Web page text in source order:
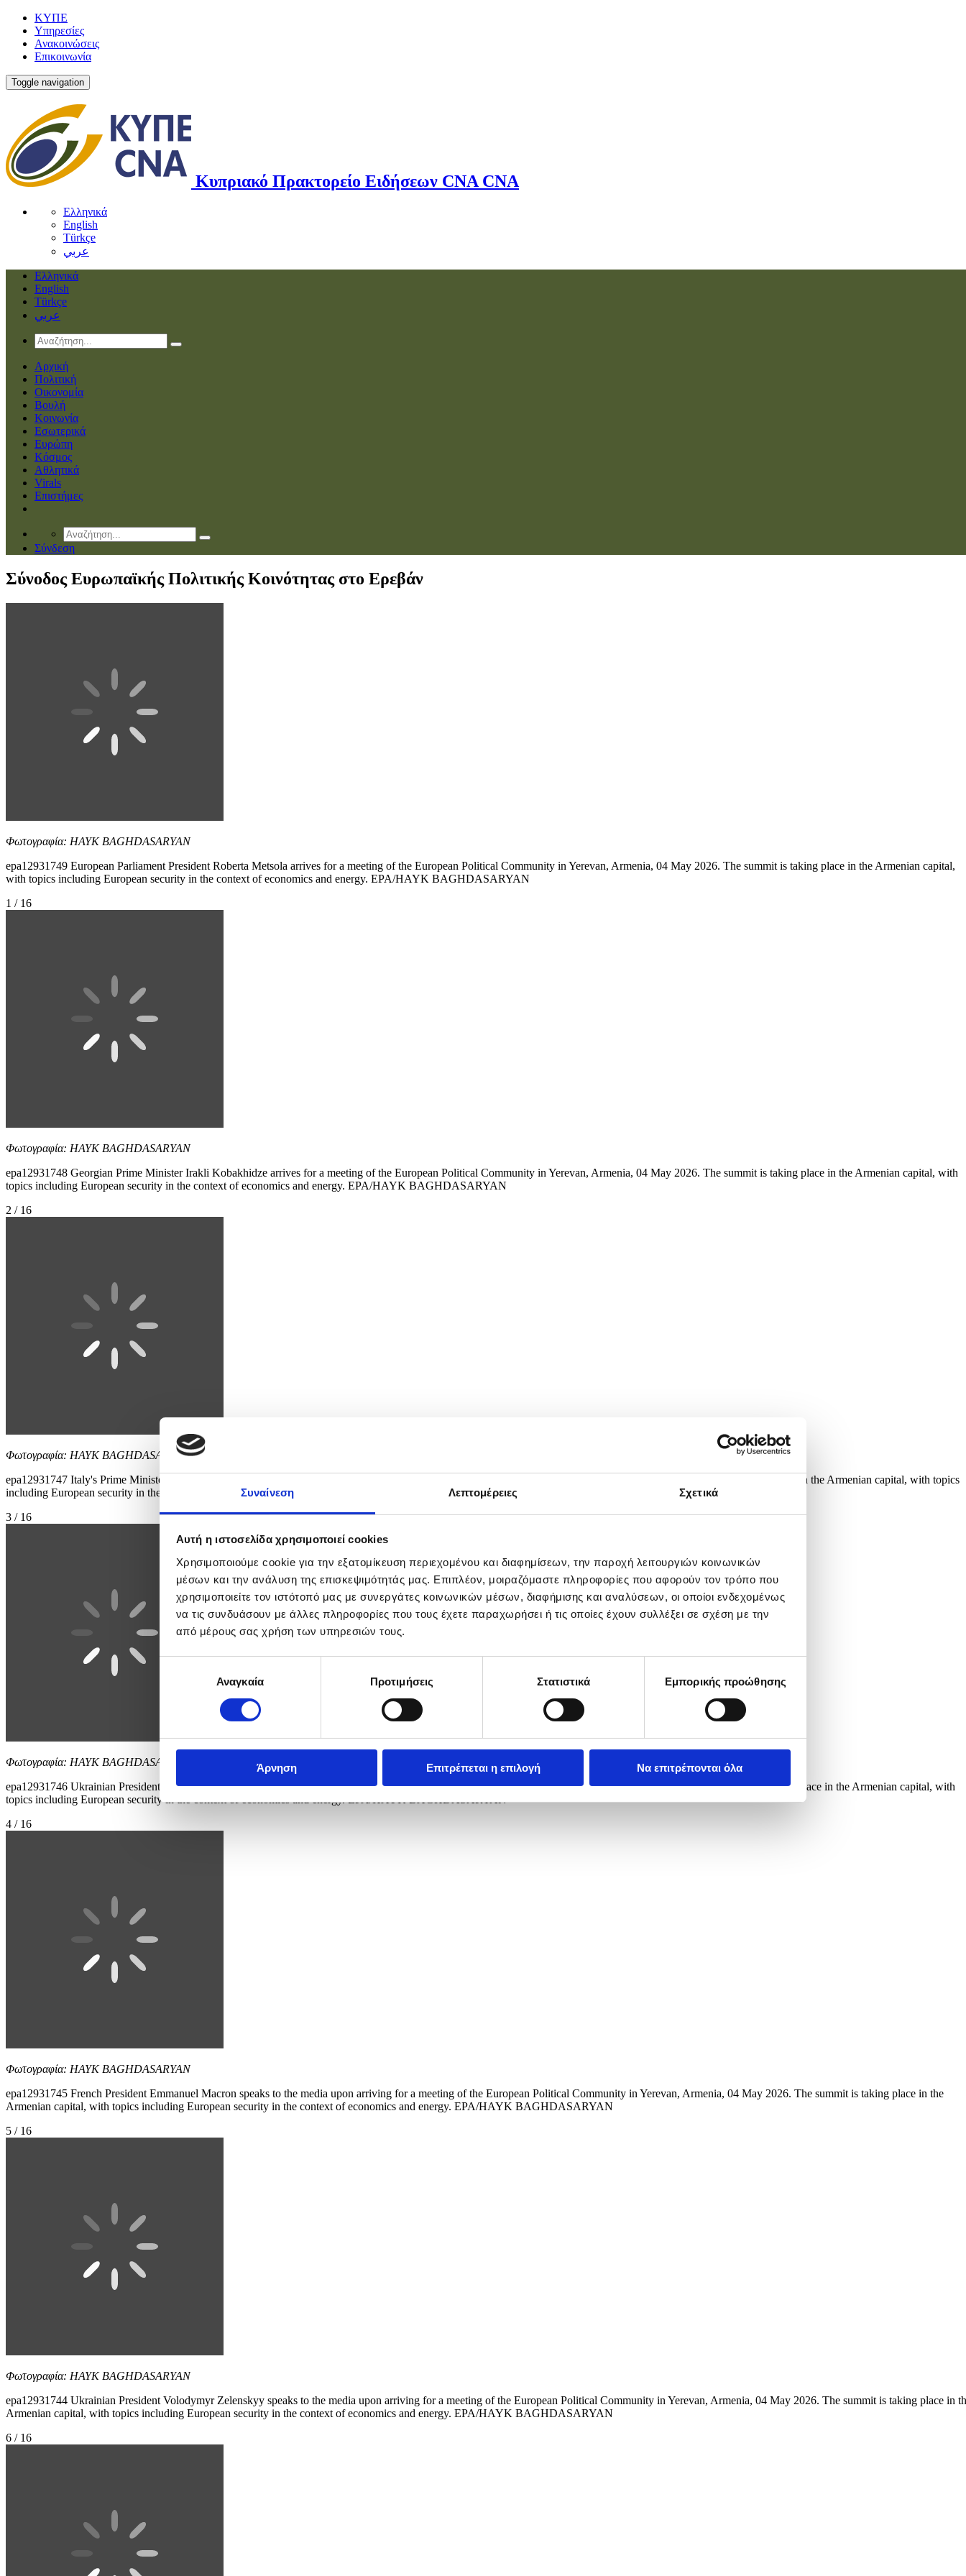
Συναίνεση Λεπτομέρειες Σχετικά
Αυτή η ιστοσελίδα χρησιμοποιεί cookies
Χρησιμοποιούμε cookie για την εξατομίκευση περιεχομένου και διαφημίσεων, την παροχή λειτουργιών κοινωνικών
μέσων και την ανάλυση της επισκεψιμότητάς μας. Επιπλέον, μοιραζόμαστε πληροφορίες που αφορούν τον τρόπο που
χρησιμοποιείτε τον ιστότοπό μας με συνεργάτες κοινωνικών μέσων, διαφήμισης και αναλύσεων, οι οποίοι ενδεχομένως
να τις συνδυάσουν με άλλες πληροφορίες που τους έχετε παραχωρήσει ή τις οποίες έχουν συλλέξει σε σχέση με την
από μέρους σας χρήση των υπηρεσιών τους.
συγκατάθεσηςΑναγκαία Προτιμήσεις Στατιστικά Εμπορικής προώθησης
Άρνηση Επιτρέπεται η επιλογή Να επιτρέπονται όλα
ΚΥΠΕ
Υπηρεσίες
Ανακοινώσεις
Επικοινωνία
Toggle navigation
Κυπριακό Πρακτορείο Ειδήσεων CNA CNA
Ελληνικά
English
Türkçe
عربي
Ελληνικά
English
Türkçe
عربي
Αρχική
Πολιτική
Οικονομία
Βουλή
Κοινωνία
Εσωτερικά
Ευρώπη
Κόσμος
Αθλητικά
Virals
Επιστήμες
Σύνδεση
Σύνοδος Ευρωπαϊκής Πολιτικής Κοινότητας στο Ερεβάν
Φωτογραφία: HAYK BAGHDASARYAN
epa12931749 European Parliament President Roberta Metsola arrives for a meeting of the European Political Community in Yerevan, Armenia, 04 May 2026. The summit is taking place in the Armenian capital,
with topics including European security in the context of economics and energy. EPA/HAYK BAGHDASARYAN
1 / 16
Φωτογραφία: HAYK BAGHDASARYAN
epa12931748 Georgian Prime Minister Irakli Kobakhidze arrives for a meeting of the European Political Community in Yerevan, Armenia, 04 May 2026. The summit is taking place in the Armenian capital, with
topics including European security in the context of economics and energy. EPA/HAYK BAGHDASARYAN
2 / 16
Φωτογραφία: HAYK BAGHDASARYAN
epa12931747 Italy's Prime Minister Giorgia Meloni arrives for a meeting of the European Political Community in Yerevan, Armenia, 04 May 2026. The summit is taking place in the Armenian capital, with topics
including European security in the context of economics and energy. EPA/HAYK BAGHDASARYAN
3 / 16
Φωτογραφία: HAYK BAGHDASARYAN
epa12931746 Ukrainian President Volodymyr Zelenskyy arrives for a meeting of the European Political Community in Yerevan, Armenia, 04 May 2026. The summit is taking place in the Armenian capital, with
topics including European security in the context of economics and energy. EPA/HAYK BAGHDASARYAN
4 / 16
Φωτογραφία: HAYK BAGHDASARYAN
epa12931745 French President Emmanuel Macron speaks to the media upon arriving for a meeting of the European Political Community in Yerevan, Armenia, 04 May 2026. The summit is taking place in the
Armenian capital, with topics including European security in the context of economics and energy. EPA/HAYK BAGHDASARYAN
5 / 16
Φωτογραφία: HAYK BAGHDASARYAN
epa12931744 Ukrainian President Volodymyr Zelenskyy speaks to the media upon arriving for a meeting of the European Political Community in Yerevan, Armenia, 04 May 2026. The summit is taking place in
Armenian capital, with topics including European security in the context of economics and energy. EPA/HAYK BAGHDASARYAN
6 / 16